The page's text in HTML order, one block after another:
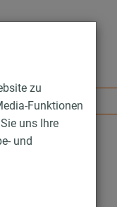
zu
Funktionen
uns Ihre
und